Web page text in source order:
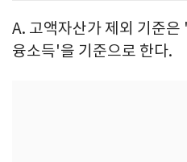
A. 고액자산가 제외 기준
융소득'을 기준으로 한다.